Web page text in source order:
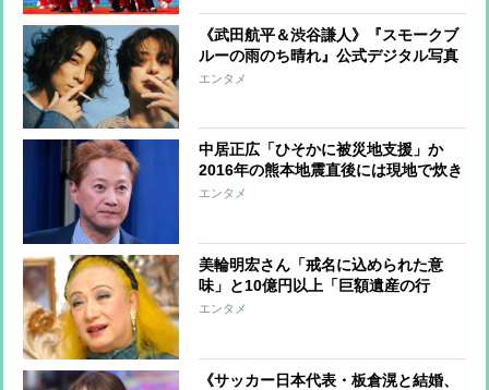
《武田航平＆渋谷謙人》『スモークブ
ルーの雨のち晴れ』公式デジタル写真
集アザーカットを一挙公開
エンタメ
中居正広「ひそかに被災地支援」か
2016年の熊本地震直後には現地で炊き
出し “誰にも知られなくて良い”と、
エンタメ
美輪明宏さん「戒名に込められた意
味」と10億円以上「巨額遺産の行
方」 つきっきりで私生活をサポート
エンタメ
《サッカー日本代表・板倉滉と結婚、